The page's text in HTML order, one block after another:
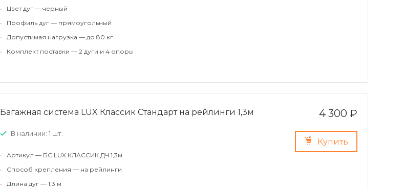
•
Цвет дуг — черный
•
Профиль дуг — прямоугольный
•
Допустимая нагрузка — до 80 кг
•
Комплект поставки — 2 дуги и 4 опоры
4 300 ₽
Купить
Багажная система LUX Классик Стандарт на рейлинги 1,3м
В наличии: 1 шт.
•
Артикул — БС LUX КЛАССИК ДЧ 1,3м
•
Способ крепления — на рейлинги
•
Длина дуг — 1,3 м